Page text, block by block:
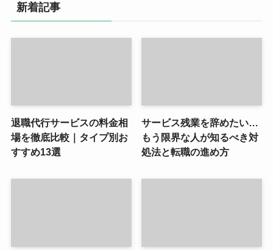
新着記事
退職代行サービスの料金相
場を徹底比較｜タイプ別お
すすめ13選
サービス残業を辞めたい…
もう限界な人が知るべき対
処法と転職の進め方